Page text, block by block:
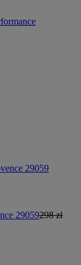
29059298 zł